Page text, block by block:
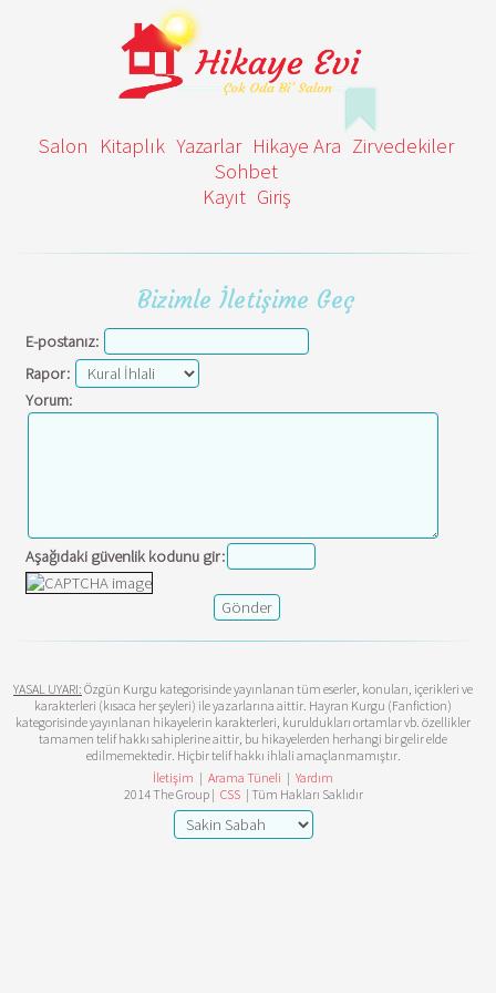
Salon Kitaplık Yazarlar Hikaye Ara Zirvedekiler
Sohbet
Kayıt Giriş
Bizimle İletişime Geç
E-postanız:
Rapor:
Yorum:
Aşağıdaki güvenlik kodunu gir:
YASAL UYARI: Özgün Kurgu kategorisinde yayınlanan tüm eserler, konuları, içerikleri ve
karakterleri (kısaca her şeyleri) ile yazarlarına aittir. Hayran Kurgu (Fanfiction)
kategorisinde yayınlanan hikayelerin karakterleri, kuruldukları ortamlar vb. özellikler
tamamen telif hakkı sahiplerine aittir, bu hikayelerden herhangi bir gelir elde
edilmemektedir. Hiçbir telif hakkı ihlali amaçlanmamıştır.
İletişim | Arama Tüneli | Yardım
2014 The Group | CSS | Tüm Hakları Saklıdır